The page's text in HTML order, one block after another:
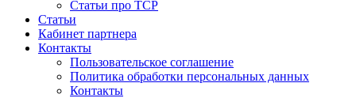
Статьи про ТСР
Статьи
Кабинет партнера
Контакты
Пользовательское соглашение
Политика обработки персональных данных
Контакты